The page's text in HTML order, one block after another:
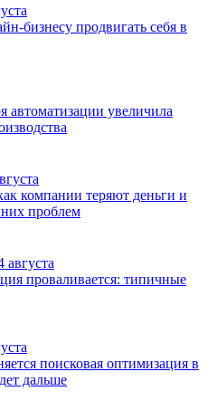
бизнесу продвигать себя в
автоматизации увеличила
компании теряют деньги и
проблем
августа
проваливается: типичные
поисковая оптимизация в
дальше